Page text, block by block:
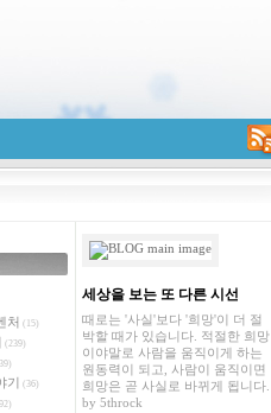
RSS
처 (15)
(239)
기 (36)
세상을 보는 또 다른 시선
때로는 '사실'보다 '희망'이 더 절
박할 때가 있습니다. 적절한 희망
이야말로 사람을 움직이게 하는
원동력이 되고, 사람이 움직이면
희망은 곧 사실로 바뀌게 됩니다.
by 5throck